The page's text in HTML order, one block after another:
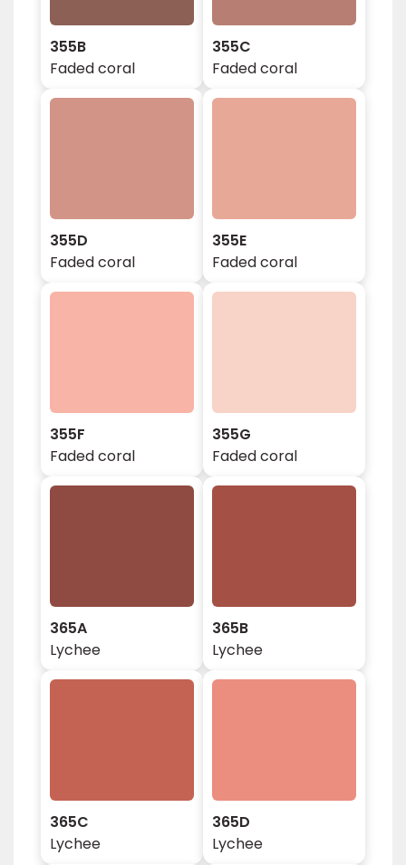
355B
Faded coral
355C
Faded coral
355D
Faded coral
355E
Faded coral
355F
Faded coral
355G
Faded coral
365A
Lychee
365B
Lychee
365C
Lychee
365D
Lychee